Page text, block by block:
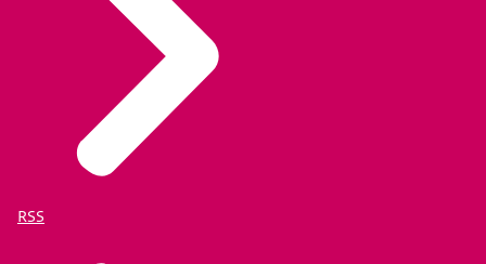
Geïntegreerd Casusoverleg Ondersteunend Systeem
Om gebruik te kunnen maken van de middenvelder
is op zijn minst GCOS of een eigen IT-voorziening
nodig waar u de casus-overleggen in uitvoert.
Eigen IT-voorziening
Wat doen derden?
Justid voert de dienst Middenvelder volledig zelf uit,
behalve het koppelvlak aan de zijde van de afnemer.
Hier dient de afnemer zelf afspraken over te maken met
de leverancier.
RSS